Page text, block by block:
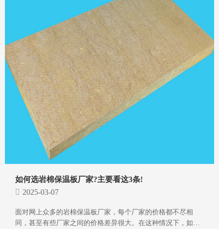
如何选岩棉保温板厂家?主要看这3条!
2025-03-07
面对网上众多的岩棉保温板厂家，每个厂家的价格都不尽相
同，甚至有些厂家之间的价格差异很大。在这种情况下，如何